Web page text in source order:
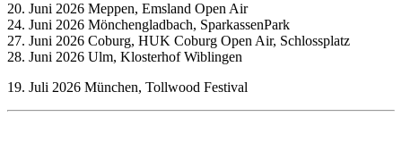
20. Juni 2026 Meppen, Emsland Open Air
24. Juni 2026 Mönchengladbach, SparkassenPark
27. Juni 2026 Coburg, HUK Coburg Open Air, Schlossplatz
28. Juni 2026 Ulm, Klosterhof Wiblingen
19. Juli 2026 München, Tollwood Festival